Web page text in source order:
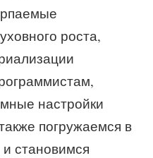
роста,
настройки
погружаемся в
становимся